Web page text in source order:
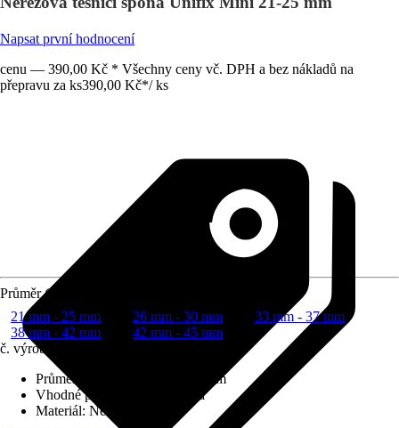
Napsat první hodnocení
cenu — 390,00 Kč * Všechny ceny vč. DPH a bez nákladů na
přepravu za ks390,00 Kč*/ ks
Průměr (od - do)
21 mm - 25 mm
26 mm - 30 mm
33 mm - 37 mm
38 mm - 42 mm
42 mm - 45 mm
č. výrobku
Průměr (od - do)
21 mm - 25 mm
Vhodné pro prostory
Kotelna
Materiál: Nerezová ocel